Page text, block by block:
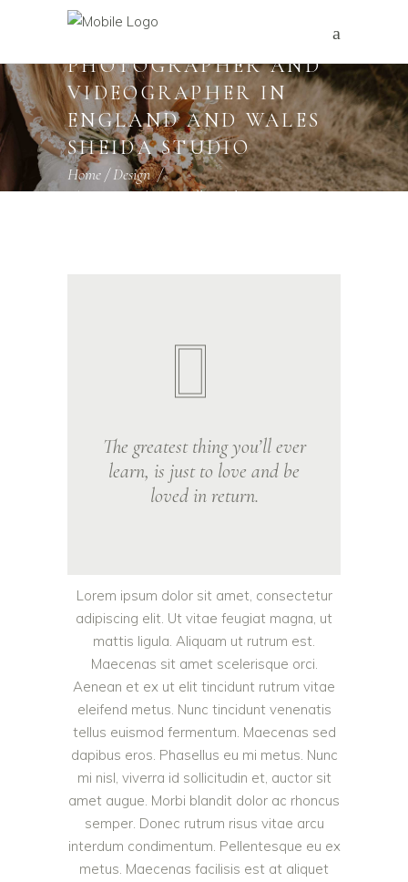
PHOTOGRAPHER AND
VIDEOGRAPHER IN
ENGLAND AND WALES
SHEIDA STUDIO
Home/Design/
The greatest thing you’ll ever learn, is just to
The greatest thing you’ll ever
learn, is just to love and be
loved in return.
Lorem ipsum dolor sit amet, consectetur
adipiscing elit. Ut vitae feugiat magna, ut
mattis ligula. Aliquam ut rutrum est.
Maecenas sit amet scelerisque orci.
Aenean et ex ut elit tincidunt rutrum vitae
eleifend metus. Nunc tincidunt venenatis
tellus euismod fermentum. Maecenas sed
dapibus eros. Phasellus eu mi metus. Nunc
mi nisl, viverra id sollicitudin et, auctor sit
amet augue. Morbi blandit dolor ac rhoncus
semper. Donec rutrum risus vitae arcu
interdum condimentum. Pellentesque eu ex
metus. Maecenas facilisis est at aliquet